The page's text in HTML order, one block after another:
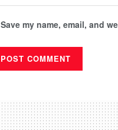
Save my name, email, and